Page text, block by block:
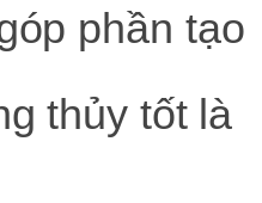
phần tạo
thủy tốt là